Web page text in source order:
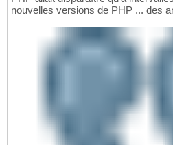
nouvelles versions de PHP ... des